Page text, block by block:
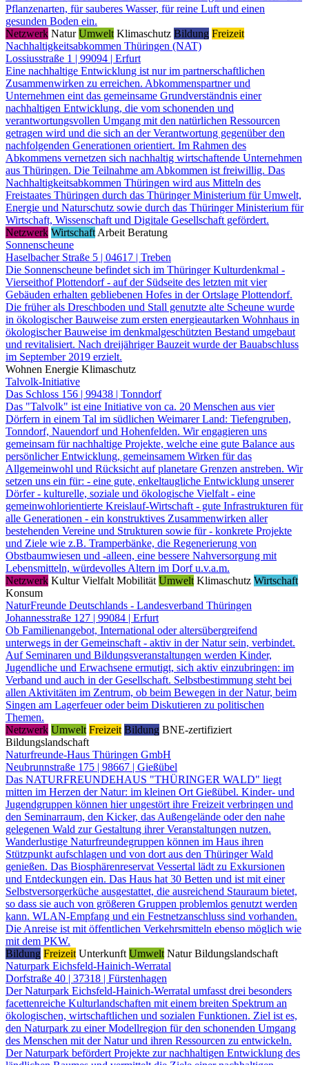
Pflanzenarten, für sauberes Wasser, für reine Luft und einen
gesunden Boden ein.
Netzwerk Natur Umwelt Klimaschutz Bildung Freizeit
Nachhaltigkeitsabkommen Thüringen (NAT)
Lossiusstraße 1 | 99094 | Erfurt
Eine nachhaltige Entwicklung ist nur im partnerschaftlichen
Zusammenwirken zu erreichen. Abkommenspartner und
Unternehmen eint das gemeinsame Grundverständnis einer
nachhaltigen Entwicklung, die vom schonenden und
verantwortungsvollen Umgang mit den natürlichen Ressourcen
getragen wird und die sich an der Verantwortung gegenüber den
nachfolgenden Generationen orientiert. Im Rahmen des
Abkommens vernetzen sich nachhaltig wirtschaftende Unternehmen
aus Thüringen. Die Teilnahme am Abkommen ist freiwillig. Das
Nachhaltigkeitsabkommen Thüringen wird aus Mitteln des
Freistaates Thüringen durch das Thüringer Ministerium für Umwelt,
Energie und Naturschutz sowie durch das Thüringer Ministerium für
Wirtschaft, Wissenschaft und Digitale Gesellschaft gefördert.
Netzwerk Wirtschaft Arbeit Beratung
Sonnenscheune
Haselbacher Straße 5 | 04617 | Treben
Die Sonnenscheune befindet sich im Thüringer Kulturdenkmal -
Vierseithof Plottendorf - auf der Südseite des letzten mit vier
Gebäuden erhalten gebliebenen Hofes in der Ortslage Plottendorf.
Die früher als Dreschboden und Stall genutzte alte Scheune wurde
in ökologischer Bauweise zum ersten energieautarken Wohnhaus in
ökologischer Bauweise im denkmalgeschützten Bestand umgebaut
und revitalisiert. Nach dreijähriger Bauzeit wurde der Bauabschluss
im September 2019 erzielt.
Wohnen Energie Klimaschutz
Talvolk-Initiative
Das Schloss 156 | 99438 | Tonndorf
Das "Talvolk" ist eine Initiative von ca. 20 Menschen aus vier
Dörfern in einem Tal im südlichen Weimarer Land: Tiefengruben,
Tonndorf, Nauendorf und Hohenfelden. Wir engagieren uns
gemeinsam für nachhaltige Projekte, welche eine gute Balance aus
persönlicher Entwicklung, gemeinsamem Wirken für das
Allgemeinwohl und Rücksicht auf planetare Grenzen anstreben. Wir
setzen uns ein für: - eine gute, enkeltaugliche Entwicklung unserer
Dörfer - kulturelle, soziale und ökologische Vielfalt - eine
gemeinwohlorientierte Kreislauf-Wirtschaft - gute Infrastrukturen für
alle Generationen - ein konstruktives Zusammenwirken aller
bestehenden Vereine und Strukturen sowie für - konkrete Projekte
und Ziele wie z.B. Tramperbänke, die Regenerierung von
Obstbaumwiesen und -alleen, eine bessere Nahversorgung mit
Lebensmitteln, würdevolles Altern im Dorf u.v.a.m.
Netzwerk Kultur Vielfalt Mobilität Umwelt Klimaschutz Wirtschaft
Konsum
NaturFreunde Deutschlands - Landesverband Thüringen
Johannesstraße 127 | 99084 | Erfurt
Ob Familienangebot, International oder altersübergreifend
unterwegs in der Gemeinschaft - aktiv in der Natur sein, verbindet.
Auf Seminaren und Bildungsveranstaltungen werden Kinder,
Jugendliche und Erwachsene ermutigt, sich aktiv einzubringen: im
Verband und auch in der Gesellschaft. Selbstbestimmung steht bei
allen Aktivitäten im Zentrum, ob beim Bewegen in der Natur, beim
Singen am Lagerfeuer oder beim Diskutieren zu politischen
Themen.
Netzwerk Umwelt Freizeit Bildung BNE-zertifiziert
Bildungslandschaft
Naturfreunde-Haus Thüringen GmbH
Neubrunnstraße 175 | 98667 | Gießübel
Das NATURFREUNDEHAUS "THÜRINGER WALD" liegt
mitten im Herzen der Natur: im kleinen Ort Gießübel. Kinder- und
Jugendgruppen können hier ungestört ihre Freizeit verbringen und
den Seminarraum, den Kicker, das Außengelände oder den nahe
gelegenen Wald zur Gestaltung ihrer Veranstaltungen nutzen.
Wanderlustige Naturfreundegruppen können im Haus ihren
Stützpunkt aufschlagen und von dort aus den Thüringer Wald
genießen. Das Biosphärenreservat Vessertal lädt zu Exkursionen
und Entdeckungen ein. Das Haus hat 30 Betten und ist mit einer
Selbstversorgerküche ausgestattet, die ausreichend Stauraum bietet,
so dass sie auch von größeren Gruppen problemlos genutzt werden
kann. WLAN-Empfang und ein Festnetzanschluss sind vorhanden.
Die Anreise ist mit öffentlichen Verkehrsmitteln ebenso möglich wie
mit dem PKW.
Bildung Freizeit Unterkunft Umwelt Natur Bildungslandschaft
Naturpark Eichsfeld-Hainich-Werratal
Dorfstraße 40 | 37318 | Fürstenhagen
Der Naturpark Eichsfeld-Hainich-Werratal umfasst drei besonders
facettenreiche Kulturlandschaften mit einem breiten Spektrum an
ökologischen, wirtschaftlichen und sozialen Funktionen. Ziel ist es,
den Naturpark zu einer Modellregion für den schonenden Umgang
des Menschen mit der Natur und ihren Ressourcen zu entwickeln.
Der Naturpark befördert Projekte zur nachhaltigen Entwicklung des